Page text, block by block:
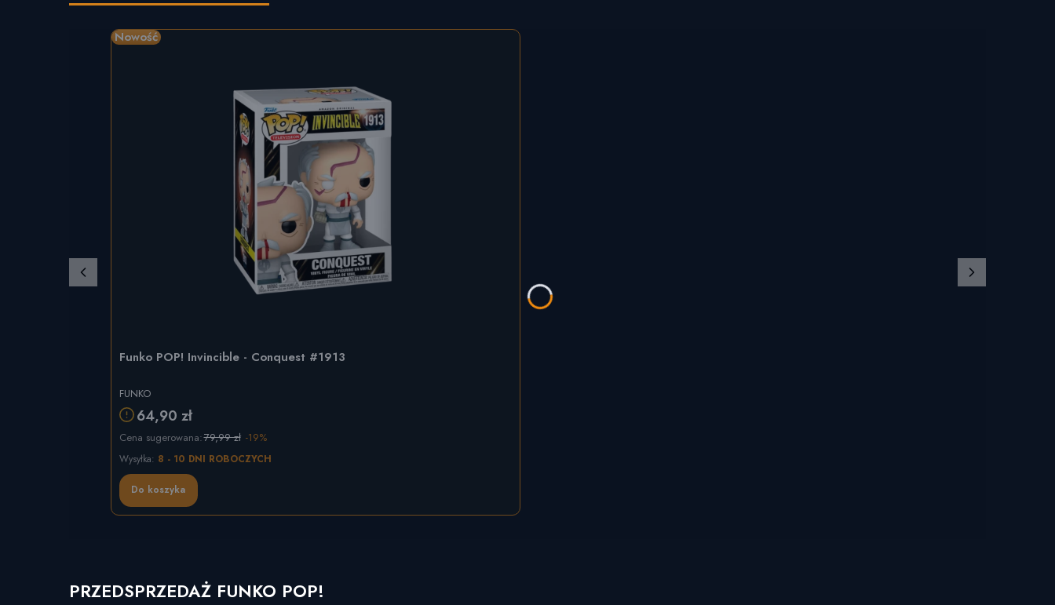
Nowość
Funko POP! Invincible - Conquest #1913
FUNKO
64,90 zł
Cena sugerowana:79,99 zł -19%
Do koszyka
Wysyłka: 8 - 10 DNI ROBOCZYCH
PRZEDSPRZEDAŻ FUNKO POP!